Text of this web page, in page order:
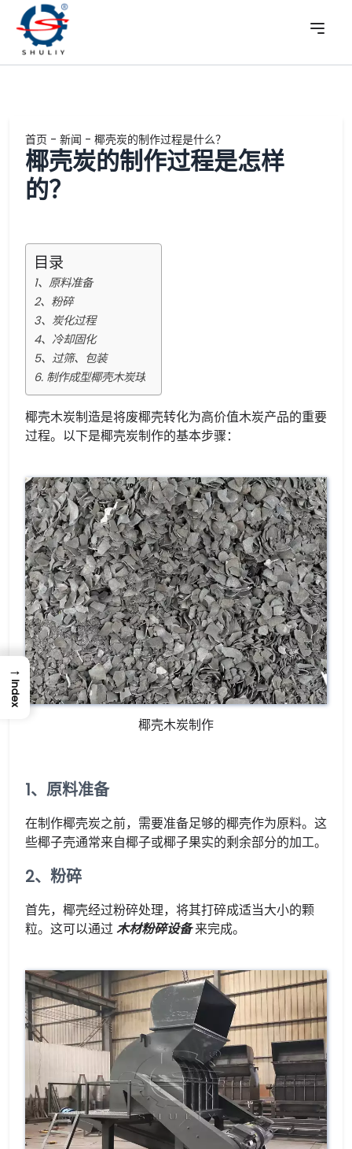
首页 - 新闻 - 椰壳炭的制作过程是什么？
椰壳炭的制作过程是怎样
的？
目录
1、原料准备
2、粉碎
3、炭化过程
4、冷却固化
5、过筛、包装
6. 制作成型椰壳木炭球
椰壳木炭制造是将废椰壳转化为高价值木炭产品的重要
过程。以下是椰壳炭制作的基本步骤：
椰壳木炭制作
1、原料准备
在制作椰壳炭之前，需要准备足够的椰壳作为原料。这
些椰子壳通常来自椰子或椰子果实的剩余部分的加工。
2、粉碎
首先，椰壳经过粉碎处理，将其打碎成适当大小的颗
粒。这可以通过木材粉碎设备来完成。
→
Index